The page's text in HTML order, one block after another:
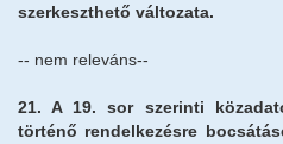
szerkeszthető változata.
-- nem releváns--
21. A 19. sor szerinti
történő rendelkezésre